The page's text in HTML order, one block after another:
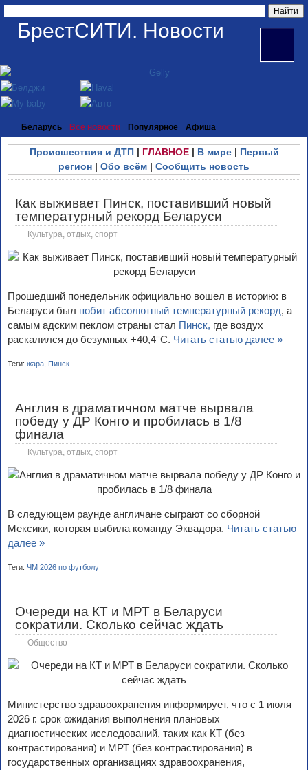
БрестСИТИ. Новости
Беларусь Все новости Популярное Афиша
Происшествия и ДТП| ГЛАВНОЕ| В мире| Первый
регион | Обо всём | Сообщить новость
Как выживает Пинск, поставивший новый
температурный рекорд Беларуси
Культура, отдых, спорт
Прошедший понедельник официально вошел в историю: в
Беларуси был побит абсолютный температурный рекорд, а
самым адским пеклом страны стал Пинск, где воздух
раскалился до безумных +40,4°C. Читать статью далее »
Теги: жара Пинск
Англия в драматичном матче вырвала
победу у ДР Конго и пробилась в 1/8
финала
Культура, отдых, спорт
В следующем раунде англичане сыграют со сборной
Мексики, которая выбила команду Эквадора. Читать статью
далее »
Теги: ЧМ 2026 по футболу
Очереди на КТ и МРТ в Беларуси
сократили. Сколько сейчас ждать
Общество
Министерство здравоохранения информирует, что с 1 июля
2026 г. срок ожидания выполнения плановых
диагностических исследований, таких как КТ (без
контрастирования) и МРТ (без контрастирования) в
государственных организациях здравоохранения,